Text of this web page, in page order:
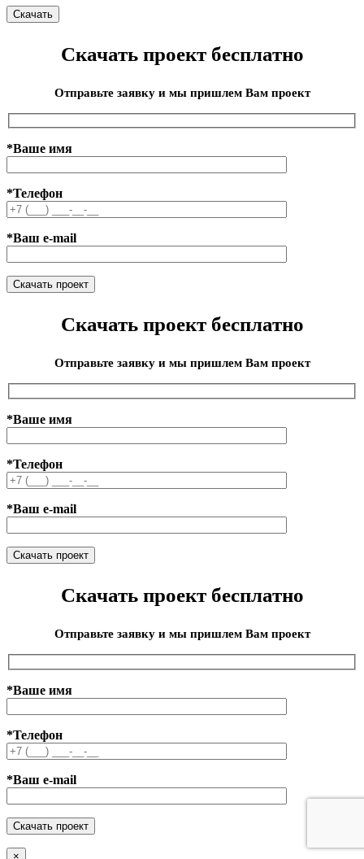
Скачать проект бесплатно
Отправьте заявку и мы пришлем Вам проект
*Ваше имя
*Телефон
*Ваш e-mail
Скачать проект бесплатно
Отправьте заявку и мы пришлем Вам проект
*Ваше имя
*Телефон
*Ваш e-mail
Скачать проект бесплатно
Отправьте заявку и мы пришлем Вам проект
*Ваше имя
*Телефон
*Ваш e-mail
×